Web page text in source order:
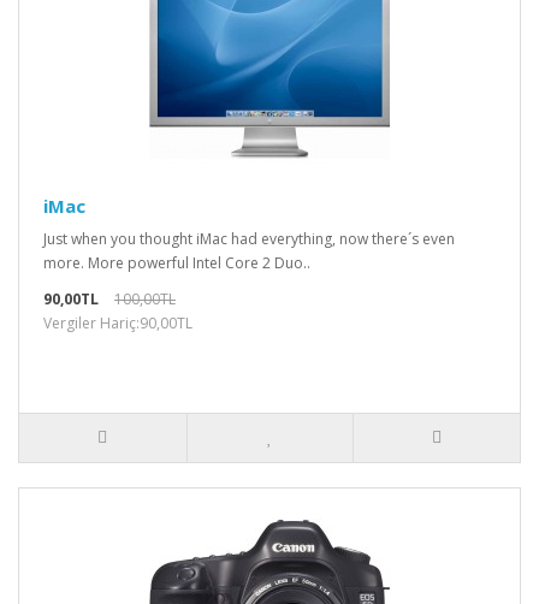
iMac
Just when you thought iMac had everything, now there´s even
more. More powerful Intel Core 2 Duo..
90,00TL
100,00TL
Vergiler Hariç:90,00TL